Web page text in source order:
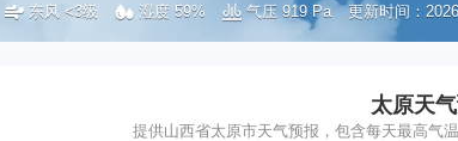
东风 <3级 湿度 59% 气压 919 Pa 更新时间：
太原天
提供山西省太原市天气预报，包含每天最高气